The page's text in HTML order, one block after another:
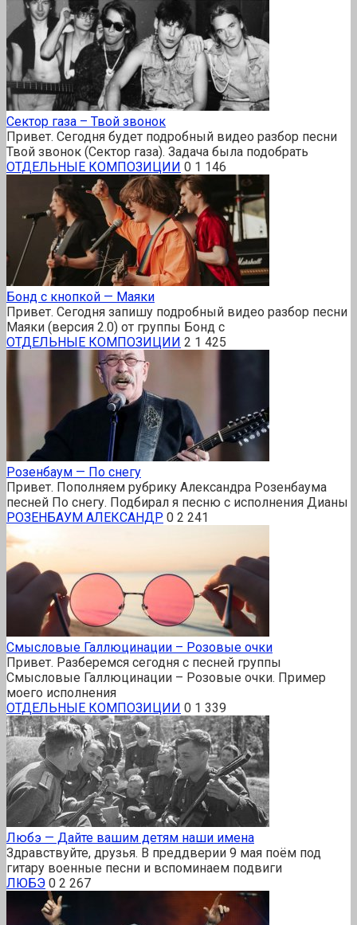
Сектор газа – Твой звонок
Привет. Сегодня будет подробный видео разбор песни
Твой звонок (Сектор газа). Задача была подобрать
ОТДЕЛЬНЫЕ КОМПОЗИЦИИ 0 1 146
Бонд с кнопкой — Маяки
Привет. Сегодня запишу подробный видео разбор песни
Маяки (версия 2.0) от группы Бонд с
ОТДЕЛЬНЫЕ КОМПОЗИЦИИ 2 1 425
Розенбаум — По снегу
Привет. Пополняем рубрику Александра Розенбаума
песней По снегу. Подбирал я песню с исполнения Дианы
РОЗЕНБАУМ АЛЕКСАНДР 0 2 241
Смысловые Галлюцинации – Розовые очки
Привет. Разберемся сегодня с песней группы
Смысловые Галлюцинации – Розовые очки. Пример
моего исполнения
ОТДЕЛЬНЫЕ КОМПОЗИЦИИ 0 1 339
Любэ — Дайте вашим детям наши имена
Здравствуйте, друзья. В преддверии 9 мая поём под
гитару военные песни и вспоминаем подвиги
ЛЮБЭ 0 2 267